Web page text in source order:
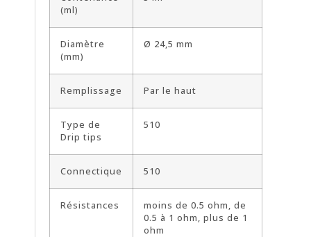
(ml)
Diamètre
(mm)
Ø 24,5 mm
Remplissage Par le haut
Type de
Drip tips
510
Connectique 510
Résistances
moins de 0.5 ohm, de
0.5 à 1 ohm, plus de 1
ohm